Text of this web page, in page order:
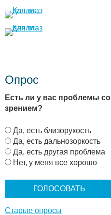
Опрос
Есть ли у вас проблемы со
зрением?
В
а
р
и
Да, есть близорукость
Да, есть дальнозоркость
Да, есть другая проблема
Нет, у меня все хорошо
Старые опросы